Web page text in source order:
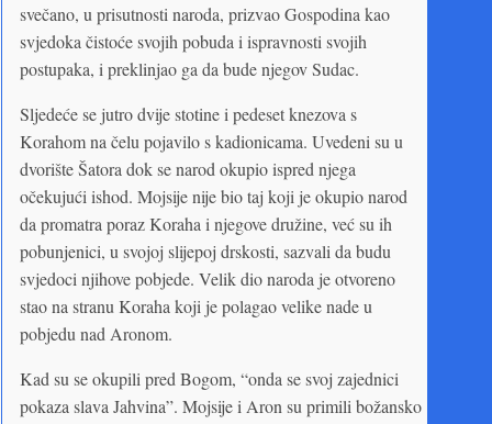
svečano, u prisutnosti naroda, prizvao Gospodina kao
svjedoka čistoće svojih pobuda i ispravnosti svojih
postupaka, i preklinjao ga da bude njegov Sudac.
Sljedeće se jutro dvije stotine i pedeset knezova s
Korahom na čelu pojavilo s kadionicama. Uvedeni su u
dvorište Šatora dok se narod okupio ispred njega
očekujući ishod. Mojsije nije bio taj koji je okupio narod
da promatra poraz Koraha i njegove družine, već su ih
pobunjenici, u svojoj slijepoj drskosti, sazvali da budu
svjedoci njihove pobjede. Velik dio naroda je otvoreno
stao na stranu Koraha koji je polagao velike nade u
pobjedu nad Aronom.
Kad su se okupili pred Bogom, “onda se svoj zajednici
pokaza slava Jahvina”. Mojsije i Aron su primili božansko